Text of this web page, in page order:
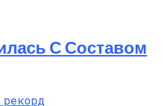
С Составом